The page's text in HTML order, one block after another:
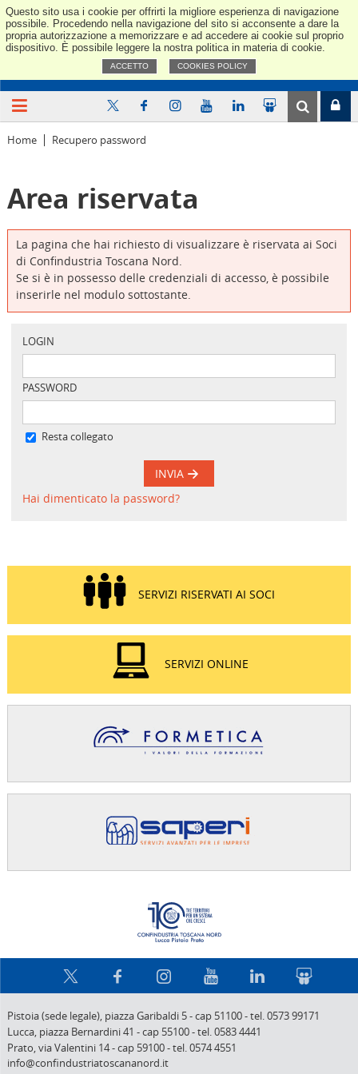
Questo sito usa i cookie per offrirti la migliore esperienza di navigazione
possibile. Procedendo nella navigazione del sito si acconsente a dare la
propria autorizzazione a memorizzare e ad accedere ai cookie sul proprio
dispositivo. È possibile leggere la nostra politica in materia di cookie.
ACCETTO COOKIES POLICY
Home Recupero password
Area riservata
La pagina che hai richiesto di visualizzare è riservata ai Soci
di Confindustria Toscana Nord.
Se si è in possesso delle credenziali di accesso, è possibile
inserirle nel modulo sottostante.
LOGIN
PASSWORD
Resta collegato
INVIA
Hai dimenticato la password?
SERVIZI RISERVATI AI SOCI
SERVIZI ONLINE
Pistoia (sede legale), piazza Garibaldi 5-cap 51100-tel. 0573 99171
Lucca, piazza Bernardini 41 -cap 55100-tel. 0583 4441
Prato,via Valentini 14-cap 59100-tel. 0574 4551
info@confindustriatoscananord.it